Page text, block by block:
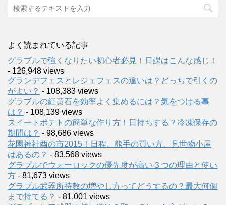
よく読まれている記事
グラブルで強くなりたい初心者必見！日課はこんな感じ！
- 126,948 views
グランデフェスとレジェフェスの違いは？どっちで引くの
がよい？ - 108,383 views
グラブルの紅黄石を効率よく集めるには？気をつける事
は？ - 108,139 views
スイートポテトの簡単な作り方！日持ちする？冷凍保存の
期間は？ - 98,686 views
花園神社酉の市2015！日程、熊手の買い方、見世物小屋
はあるの？ - 83,568 views
グラブルでウォーロックの優先度が高い３つの理由と使い
方 - 81,673 views
グラブル武器所持数の増やし方ってどうするの？最大何個
まで持てる？ - 81,001 views